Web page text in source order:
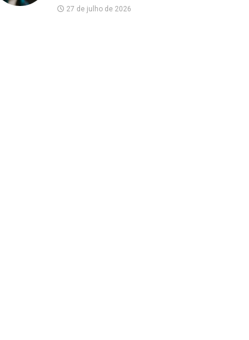
27 de julho de 2026